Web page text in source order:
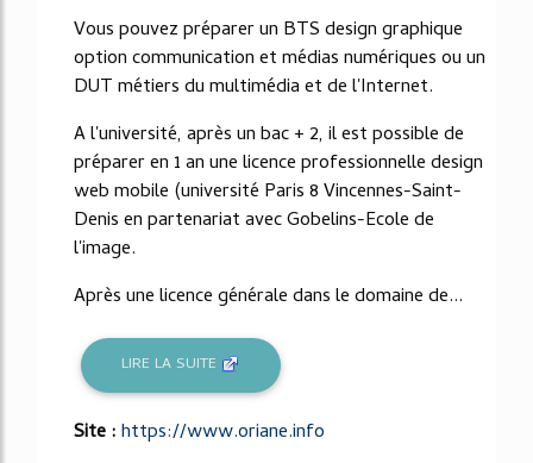
Vous pouvez préparer un BTS design graphique
option communication et médias numériques ou un
DUT métiers du multimédia et de l'Internet.
A l'université, après un bac + 2, il est possible de
préparer en 1 an une licence professionnelle design
web mobile (université Paris 8 Vincennes-Saint-
Denis en partenariat avec Gobelins-Ecole de
l'image.
Après une licence générale dans le domaine de...
LIRE LA SUITE
Site :https://www.oriane.info